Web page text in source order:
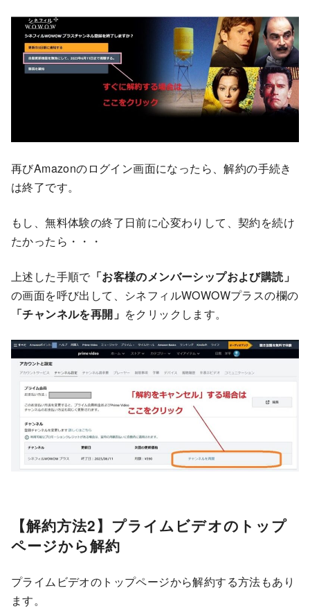
再びAmazonのログイン画面になったら、解約の手続き
は終了です。
もし、無料体験の終了日前に心変わりして、契約を続け
たかったら・・・
上述した手順で 「お客様のメンバーシップおよび購読」
の画面を呼び出して、シネフィルWOWOWプラスの欄の
「チャンネルを再開」 をクリックします。
【解約方法2】プライムビデオのトップ
ページから解約
プライムビデオのトップページから解約する方法もあり
ます。